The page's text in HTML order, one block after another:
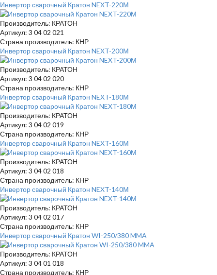
Инвертор сварочный Кратон NEXT-220М
Производитель: КРАТОН
Артикул: 3 04 02 021
Страна производитель: КНР
Инвертор сварочный Кратон NEXT-200М
Производитель: КРАТОН
Артикул: 3 04 02 020
Страна производитель: КНР
Инвертор сварочный Кратон NEXT-180М
Производитель: КРАТОН
Артикул: 3 04 02 019
Страна производитель: КНР
Инвертор сварочный Кратон NEXT-160М
Производитель: КРАТОН
Артикул: 3 04 02 018
Страна производитель: КНР
Инвертор сварочный Кратон NEXT-140М
Производитель: КРАТОН
Артикул: 3 04 02 017
Страна производитель: КНР
Инвертор сварочный Кратон WI-250/380 MMA
Производитель: КРАТОН
Артикул: 3 04 01 018
Страна производитель: КНР